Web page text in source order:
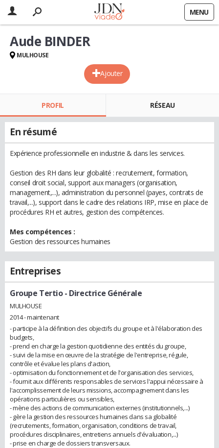
MENU
Ajouter
Aude BINDER
MULHOUSE
PROFIL RÉSEAU
En résumé
Expérience professionnelle en industrie & dans les services.
Gestion des RH dans leur globalité : recrutement, formation,
conseil droit social, support aux managers (organisation,
management,...), administration du personnel (payes, contrats de
travail,...), support dans le cadre des relations IRP, mise en place de
procédures RH et autres, gestion des compétences.
Mes compétences :
Gestion des ressources humaines
Entreprises
Groupe Tertio- Directrice Générale
MULHOUSE
2014 - maintenant
- participe à la définition des objectifs du groupe et à l'élaboration des
budgets,
- prend en charge la gestion quotidienne des entités du groupe,
- suivi de la mise en œuvre de la stratégie de l'entreprise, régule,
contrôle et évalue les plans d'action,
- optimisation du fonctionnement et de l'organisation des services,
- fournit aux différents responsables de services l'appui nécessaire à
l'accomplissement de leurs missions, accompagnement dans les
opérations particulières ou sensibles,
- mène des actions de communication externes (institutionnels,...)
- gère la gestion des ressources humaines dans sa globalité
(recrutements, formation, organisation, conditions de travail,
procédures disciplinaires, entretiens annuels d'évaluation,...)
- prise en charge de dossiers transversaux.